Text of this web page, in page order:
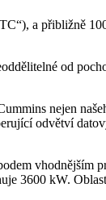
a přibližně
od
nejen
odvětví
vhodnějším
3600 kW.